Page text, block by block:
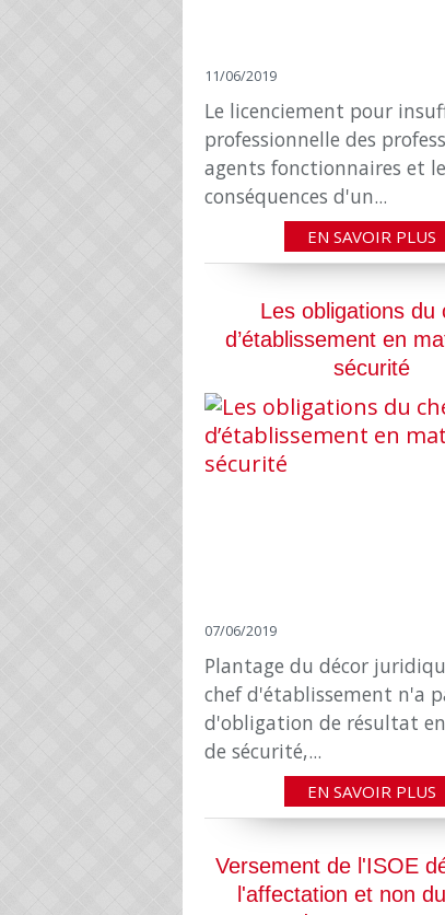
11/06/2019
Le licenciement pour
professionnelle des
agents fonctionnaires et
conséquences d'un...
EN SAVOIR PLUS
Les obligations du
d’établissement en
sécurité
07/06/2019
Plantage du décor
chef d'établissement n'a
d'obligation de résultat
de sécurité,...
EN SAVOIR PLUS
Versement de l'ISOE
l'affectation et non